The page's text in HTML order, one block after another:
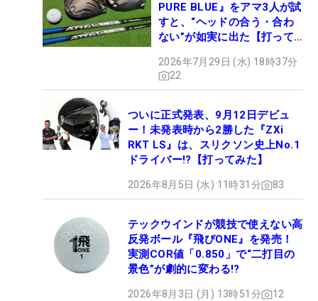
PURE BLUE』をアマ3人が試
すと、“ヘッドの合う・合わ
ない”が如実に出た【打って
2026年7月29日 (水) 18時37分
22
ついに正式発表、9月12日デビュ
ー！未発表時から2勝した『ZXi
RKT LS』は、スリクソン史上No.1
ドライバー!?【打ってみた】
2026年8月5日 (水) 11時31分 83
テックウインドが競技で使えない高
反発ボール『飛びONE』を発売！
実測COR値「0.850」で“二打目の
景色”が劇的に変わる!?
2026年8月3日 (月) 13時51分 12